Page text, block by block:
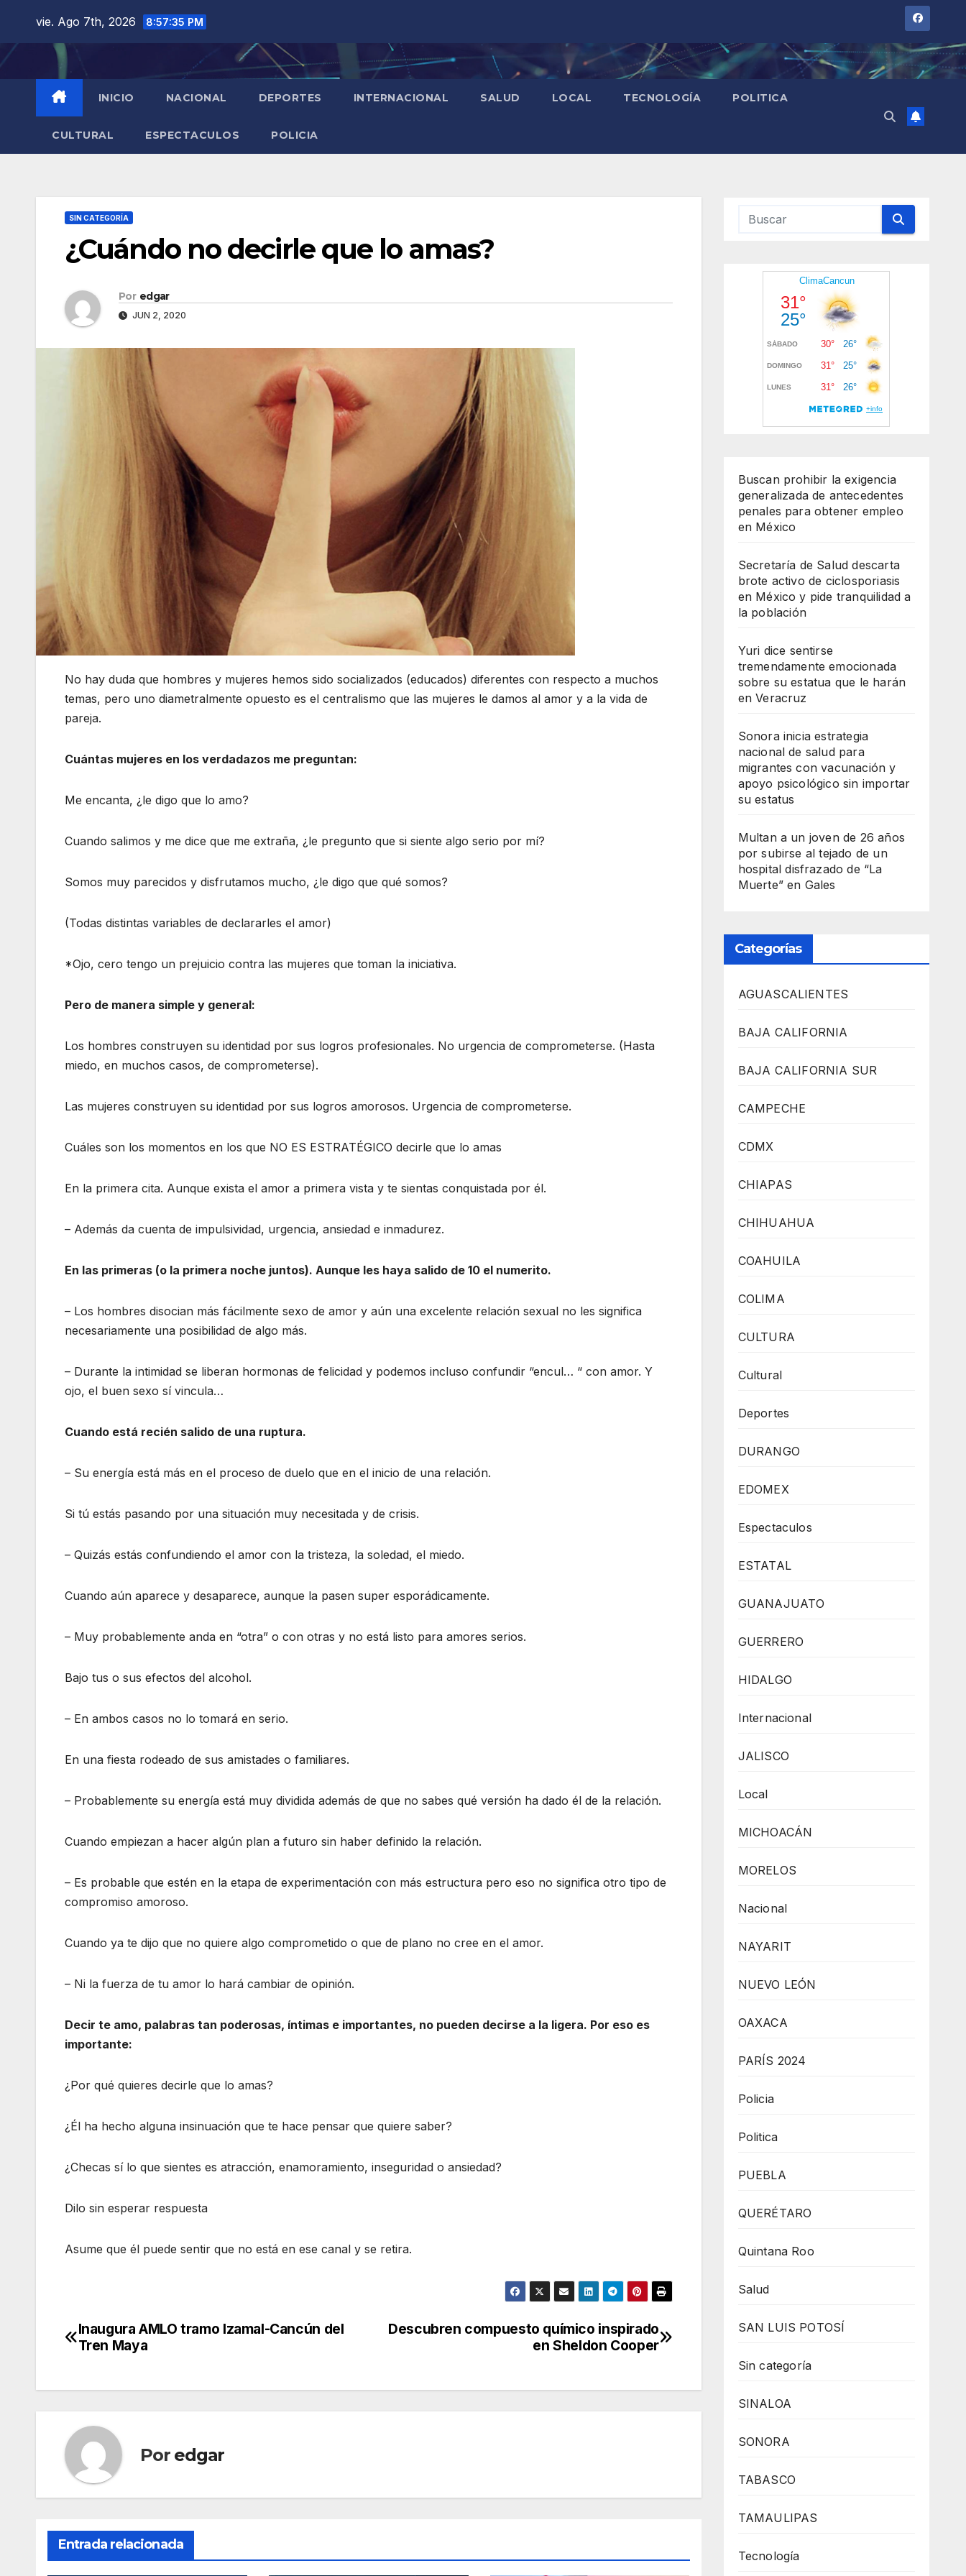
contenido
vie. Ago 7th, 2026 8:57:36 PM
INICIO NACIONAL DEPORTES INTERNACIONAL SALUD LOCAL TECNOLOGÍA POLITICA
CULTURAL ESPECTACULOS POLICIA
SIN CATEGORÍA
¿Cuándo no decirle que lo amas?
Por edgar
JUN 2, 2020
No hay duda que hombres y mujeres hemos sido socializados (educados) diferentes con respecto a muchos
temas, pero uno diametralmente opuesto es el centralismo que las mujeres le damos al amor y a la vida de
pareja.
Cuántas mujeres en los verdadazos me preguntan:
Me encanta, ¿le digo que lo amo?
Cuando salimos y me dice que me extraña, ¿le pregunto que si siente algo serio por mí?
Somos muy parecidos y disfrutamos mucho, ¿le digo que qué somos?
(Todas distintas variables de declararles el amor)
*Ojo, cero tengo un prejuicio contra las mujeres que toman la iniciativa.
Pero de manera simple y general:
Los hombres construyen su identidad por sus logros profesionales. No urgencia de comprometerse. (Hasta
miedo, en muchos casos, de comprometerse).
Las mujeres construyen su identidad por sus logros amorosos. Urgencia de comprometerse.
Cuáles son los momentos en los que NO ES ESTRATÉGICO decirle que lo amas
En la primera cita. Aunque exista el amor a primera vista y te sientas conquistada por él.
– Además da cuenta de impulsividad, urgencia, ansiedad e inmadurez.
En las primeras (o la primera noche juntos). Aunque les haya salido de 10 el numerito.
– Los hombres disocian más fácilmente sexo de amor y aún una excelente relación sexual no les significa
necesariamente una posibilidad de algo más.
– Durante la intimidad se liberan hormonas de felicidad y podemos incluso confundir “encul… “ con amor. Y
ojo, el buen sexo sí vincula…
Cuando está recién salido de una ruptura.
– Su energía está más en el proceso de duelo que en el inicio de una relación.
Si tú estás pasando por una situación muy necesitada y de crisis.
– Quizás estás confundiendo el amor con la tristeza, la soledad, el miedo.
Cuando aún aparece y desaparece, aunque la pasen super esporádicamente.
– Muy probablemente anda en “otra” o con otras y no está listo para amores serios.
Bajo tus o sus efectos del alcohol.
– En ambos casos no lo tomará en serio.
En una fiesta rodeado de sus amistades o familiares.
– Probablemente su energía está muy dividida además de que no sabes qué versión ha dado él de la relación.
Cuando empiezan a hacer algún plan a futuro sin haber definido la relación.
– Es probable que estén en la etapa de experimentación con más estructura pero eso no significa otro tipo de
compromiso amoroso.
Cuando ya te dijo que no quiere algo comprometido o que de plano no cree en el amor.
– Ni la fuerza de tu amor lo hará cambiar de opinión.
Decir te amo, palabras tan poderosas, íntimas e importantes, no pueden decirse a la ligera. Por eso es
importante:
¿Por qué quieres decirle que lo amas?
¿Él ha hecho alguna insinuación que te hace pensar que quiere saber?
¿Checas sí lo que sientes es atracción, enamoramiento, inseguridad o ansiedad?
Dilo sin esperar respuesta
Asume que él puede sentir que no está en ese canal y se retira.
Navegación
entradas
Descubren compuesto químico inspirado
en Sheldon Cooper
Inaugura AMLO tramo Izamal-Cancún del
Tren Maya
Por edgar
Entrada relacionada
Buscan prohibir la exigencia
generalizada de antecedentes
penales para obtener empleo
en México
Secretaría de Salud descarta
brote activo de ciclosporiasis
en México y pide tranquilidad a
la población
Yuri dice sentirse
tremendamente emocionada
sobre su estatua que le harán
en Veracruz
Sonora inicia estrategia
nacional de salud para
migrantes con vacunación y
apoyo psicológico sin importar
su estatus
Multan a un joven de 26 años
por subirse al tejado de un
hospital disfrazado de “La
Muerte” en Gales
Categorías
AGUASCALIENTES
BAJA CALIFORNIA
BAJA CALIFORNIA SUR
CAMPECHE
CDMX
CHIAPAS
CHIHUAHUA
COAHUILA
COLIMA
CULTURA
Cultural
Deportes
DURANGO
EDOMEX
Espectaculos
ESTATAL
GUANAJUATO
GUERRERO
HIDALGO
Internacional
JALISCO
Local
MICHOACÁN
MORELOS
Nacional
NAYARIT
NUEVO LEÓN
OAXACA
PARÍS 2024
Policia
Politica
PUEBLA
QUERÉTARO
Quintana Roo
Salud
SAN LUIS POTOSÍ
Sin categoría
SINALOA
SONORA
TABASCO
TAMAULIPAS
Tecnología